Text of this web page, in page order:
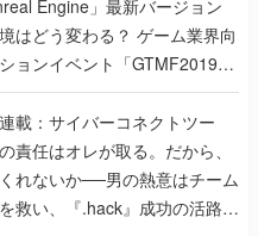
Engine」最新バージョン
はどう変わる？ ゲーム業界向
ョンイベント「GTMF2019」
り理解を深めよう【PR】
載：サイバーコネクトツー
責任はオレが取る。だから、
れないか──男の熱意はチーム
救い、『.hack』成功の活路を